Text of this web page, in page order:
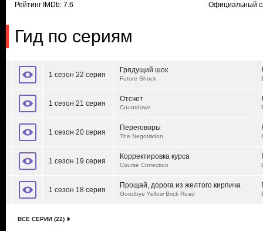
Рейтинг IMDb: 7.6
Официальный
Гид по сериям
1 сезон 22 серия
Грядущий шок
Future Shock
1 сезон 21 серия
Отсчет
Countdown
1 сезон 20 серия
Переговоры
The Negotiation
1 сезон 19 серия
Корректировка курса
Course Correction
1 сезон 18 серия
Прощай, дорога из желтого кирпича
Goodbye Yellow Brick Road
ВСЕ СЕРИИ (22)